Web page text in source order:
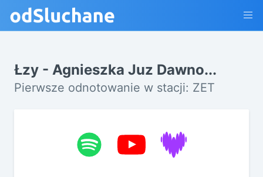
Łzy - Agnieszka Juz Dawno...
Pierwsze odnotowanie w stacji: ZET